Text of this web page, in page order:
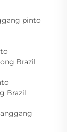
pinto
Brazil
Brazil